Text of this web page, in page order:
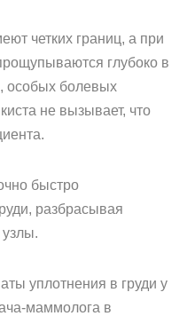
четких границ, а при
глубоко в
особых болевых
не вызывает, что
быстро
разбрасывая
уплотнения в груди у
маммолога в